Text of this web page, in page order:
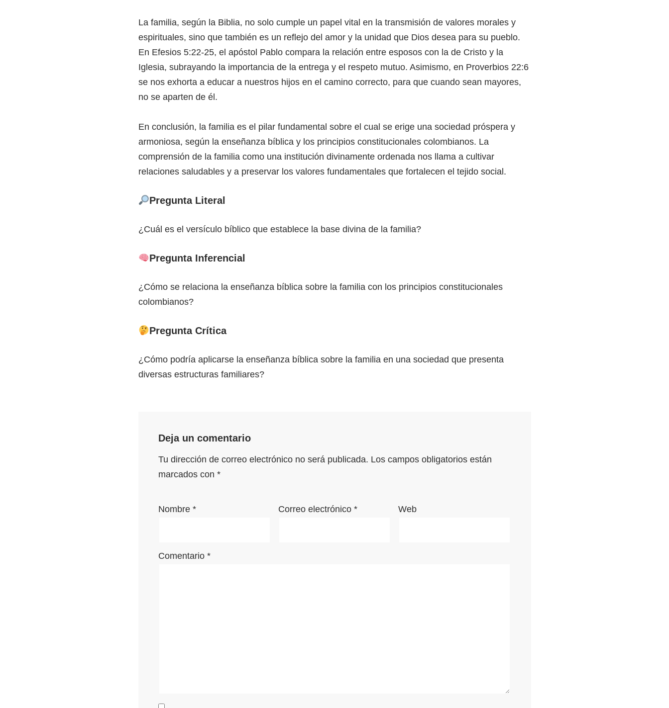
La familia, según la Biblia, no solo cumple un papel vital en la transmisión de valores morales y
espirituales, sino que también es un reflejo del amor y la unidad que Dios desea para su pueblo.
En Efesios 5:22-25, el apóstol Pablo compara la relación entre esposos con la de Cristo y la
Iglesia, subrayando la importancia de la entrega y el respeto mutuo. Asimismo, en Proverbios 22:6
se nos exhorta a educar a nuestros hijos en el camino correcto, para que cuando sean mayores,
no se aparten de él.
En conclusión, la familia es el pilar fundamental sobre el cual se erige una sociedad próspera y
armoniosa, según la enseñanza bíblica y los principios constitucionales colombianos. La
comprensión de la familia como una institución divinamente ordenada nos llama a cultivar
relaciones saludables y a preservar los valores fundamentales que fortalecen el tejido social.
Pregunta Literal
¿Cuál es el versículo bíblico que establece la base divina de la familia?
Pregunta Inferencial
¿Cómo se relaciona la enseñanza bíblica sobre la familia con los principios constitucionales
colombianos?
Pregunta Crítica
¿Cómo podría aplicarse la enseñanza bíblica sobre la familia en una sociedad que presenta
diversas estructuras familiares?
Deja un comentario
Tu dirección de correo electrónico no será publicada. Los campos obligatorios están
marcados con *
Nombre * Correo electrónico * Web
Comentario *